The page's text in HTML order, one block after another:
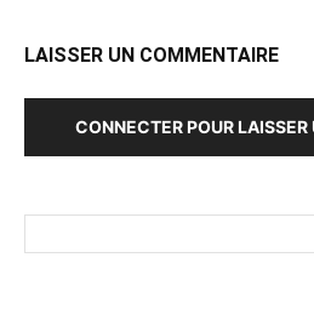
LAISSER UN COMMENTAIRE
CONNECTER POUR